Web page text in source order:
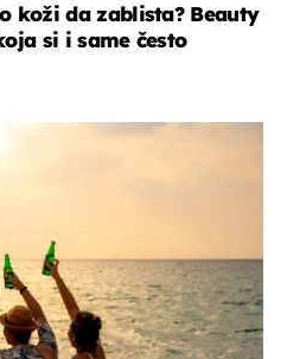
koži da zablista? Beauty
si i same često